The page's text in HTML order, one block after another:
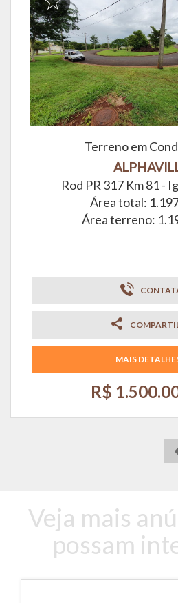
Terreno em
Rod PR 317 Km 81 -
Área total:
Área terreno:
MAIS
R$
Veja mais
possam